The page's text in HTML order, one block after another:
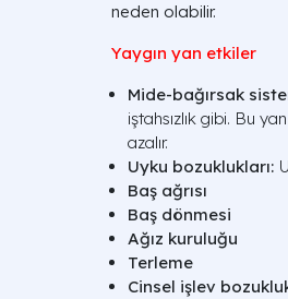
neden olabilir.
Yaygın yan etkiler
Mide-bağırsak
iştahsızlık gibi. Bu
azalır.
Uyku bozuklukları:
Baş ağrısı
Baş dönmesi
Ağız kuruluğu
Terleme
Cinsel işlev